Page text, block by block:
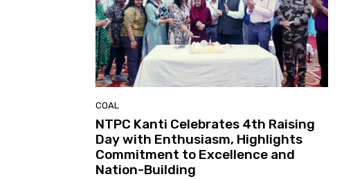
COAL
NTPC Kanti Celebrates 4th Raising
Day with Enthusiasm, Highlights
Commitment to Excellence and
Nation-Building